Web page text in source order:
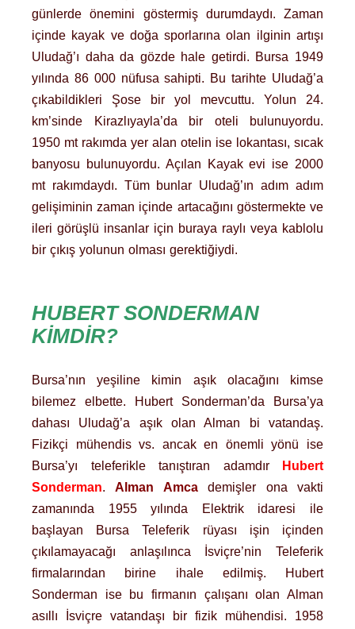
günlerde önemini göstermiş durumdaydı. Zaman
içinde kayak ve doğa sporlarına olan ilginin artışı
Uludağ’ı daha da gözde hale getirdi. Bursa 1949
yılında 86 000 nüfusa sahipti. Bu tarihte Uludağ’a
çıkabildikleri Şose bir yol mevcuttu. Yolun 24.
km’sinde Kirazlıyayla’da bir oteli bulunuyordu.
1950 mt rakımda yer alan otelin ise lokantası, sıcak
banyosu bulunuyordu. Açılan Kayak evi ise 2000
mt rakımdaydı. Tüm bunlar Uludağ’ın adım adım
gelişiminin zaman içinde artacağını göstermekte ve
ileri görüşlü insanlar için buraya raylı veya kablolu
bir çıkış yolunun olması gerektiğiydi.
HUBERT SONDERMAN
KIMDIR?
Bursa’nın yeşiline kimin aşık olacağını kimse
bilemez elbette. Hubert Sonderman’da Bursa’ya
dahası Uludağ’a aşık olan Alman bi vatandaş.
Fizikçi mühendis vs. ancak en önemli yönü ise
Bursa’yı teleferikle tanıştıran adamdır
Hubert
Sonderman.Alman Amcademişler ona vakti
zamanında 1955 yılında Elektrik idaresi ile
başlayan Bursa Teleferik rüyası işin içinden
çıkılamayacağı anlaşılınca İsviçre’nin Teleferik
firmalarından birine ihale edilmiş. Hubert
Sonderman ise bu firmanın çalışanı olan Alman
asıllı İsviçre vatandaşı bir fizik mühendisi. 1958